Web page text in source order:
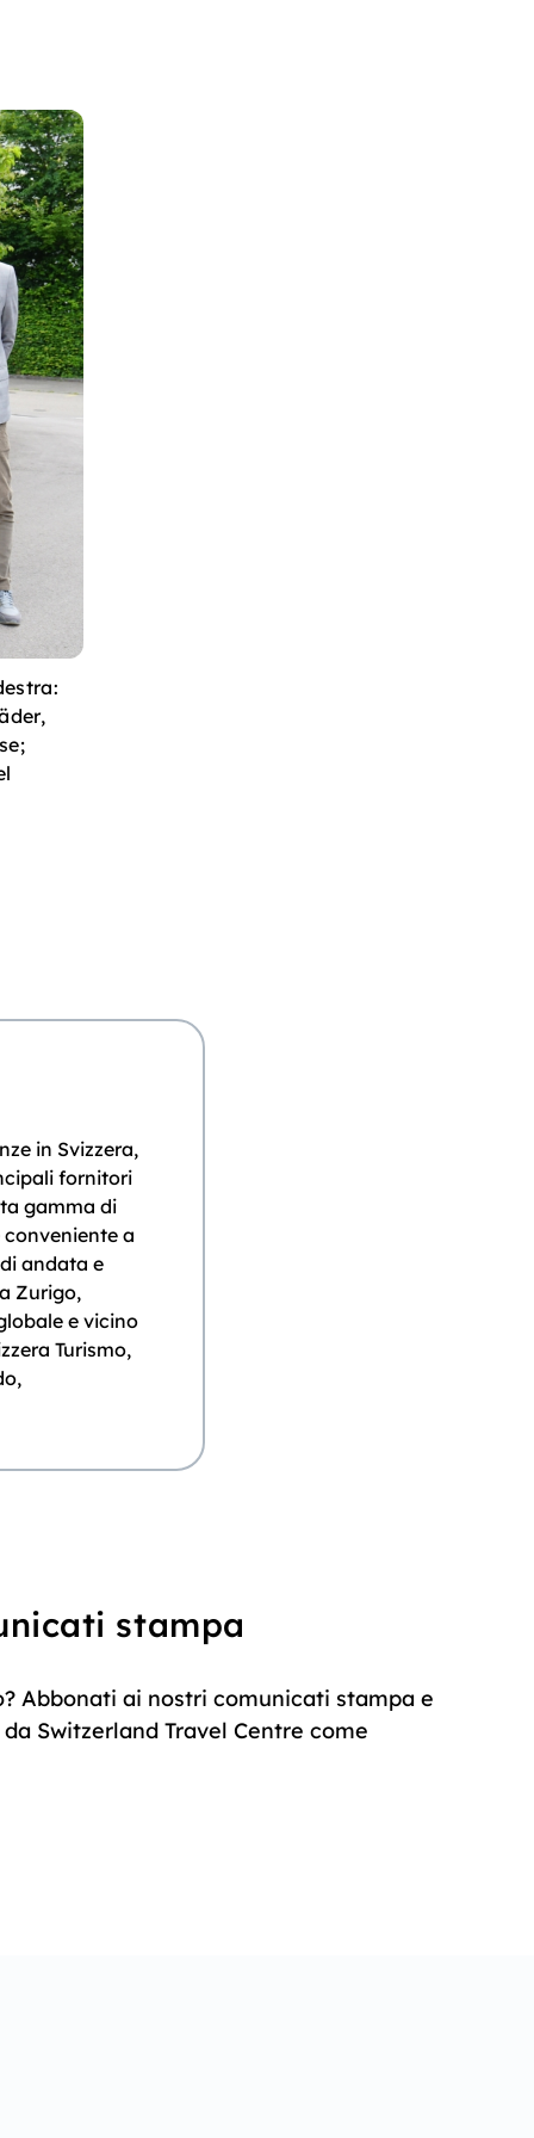
in Svizzera,
fornitori
gamma di
a
andata e
Zurigo,
e vicino
Turismo,
stampa
Abbonati ai nostri comunicati stampa e
Switzerland Travel Centre come